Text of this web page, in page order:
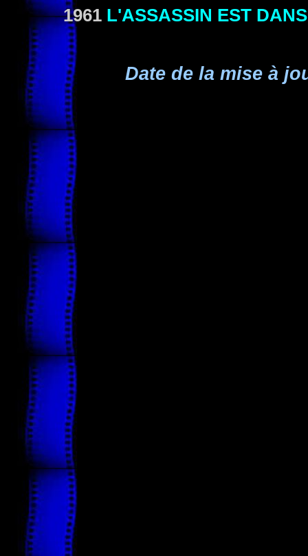
1961 L'ASSASSIN EST
Date de la mise à